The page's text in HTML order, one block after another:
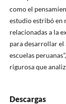
como el
estudio estribó en
relacionadas a la
para desarrollar el
escuelas
rigurosa que
Descargas